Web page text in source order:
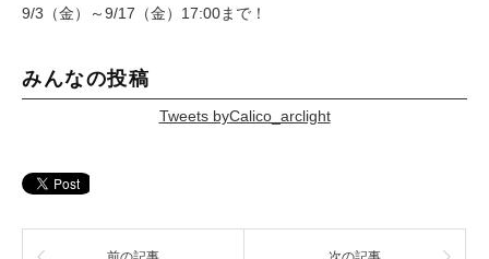
9/3（金）～9/17（金）17:00まで！
みんなの投稿
Tweets byCalico_arclight